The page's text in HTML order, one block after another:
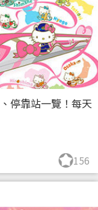
停靠站一覽！每天
156